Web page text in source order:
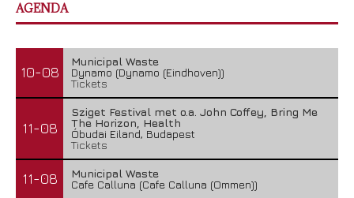
AGENDA
10-08
Municipal Waste
Dynamo (Dynamo (Eindhoven))
Tickets
11-08
Sziget Festival met o.a. John Coffey, Bring Me
The Horizon, Health
Óbudai Eiland, Budapest
Tickets
11-08
Municipal Waste
Cafe Calluna (Cafe Calluna (Ommen))